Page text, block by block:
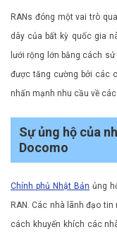
RANs đóng một vai trò
dây của bất kỳ quốc gia
lưới rộng lớn bằng cách
được tăng cường bởi các
nhấn mạnh nhu cầu về
Sự ủng hộ của
Docomo
Chính phủ Nhật Bản ủng
RAN. Các nhà lãnh đạo
cách khuyến khích các